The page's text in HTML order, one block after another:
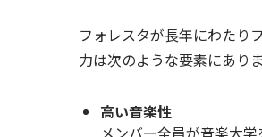
フォレスタが長年にわたり
力は次のような要素にありま
高い音楽性
メンバー全員が音楽大